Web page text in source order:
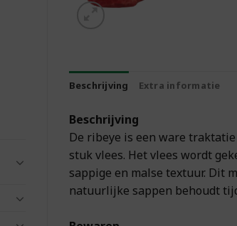
Beschrijving Extra informatie
Beschrijving
De ribeye is een ware
stuk vlees. Het vlees wordt
sappige en malse textuur. Dit
natuurlijke sappen behoudt